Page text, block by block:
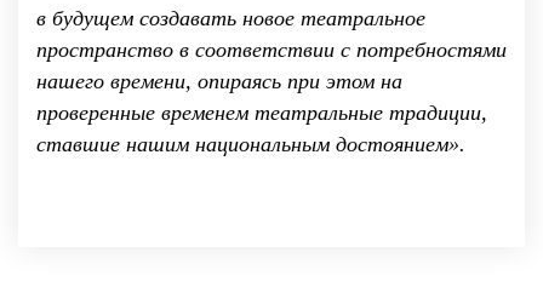
в будущем создавать новое театральное
пространство в соответствии с потребностями
нашего времени, опираясь при этом на
проверенные временем театральные традиции,
ставшие нашим национальным достоянием».